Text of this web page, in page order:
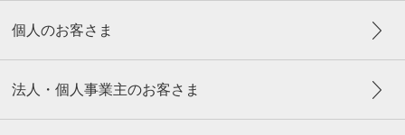
個人のお客さま
法人・個人事業主のお客さま